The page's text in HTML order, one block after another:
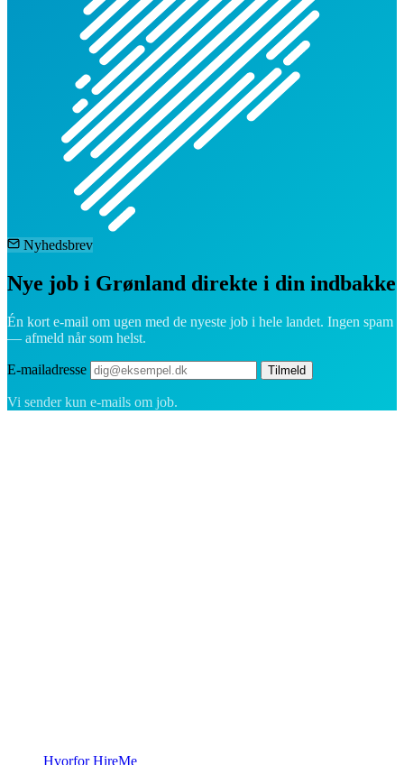
Nyhedsbrev
Nye job i Grønland direkte i din indbakke
Én kort e-mail om ugen med de nyeste job i hele landet. Ingen spam
— afmeld når som helst.
E-mailadresse Tilmeld
Vi sender kun e-mails om job.
Hvorfor HireMe